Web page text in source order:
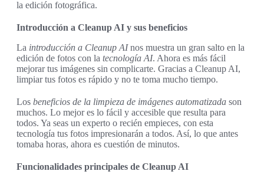
la edición fotográfica.
Introducción a Cleanup AI y sus beneficios
La introducción a Cleanup AInos muestra un gran salto en la
edición de fotos con la tecnología AI. Ahora es más fácil
mejorar tus imágenes sin complicarte. Gracias a Cleanup AI,
limpiar tus fotos es rápido y no te toma mucho tiempo.
Los beneficios de la limpieza de imágenes automatizada son
muchos. Lo mejor es lo fácil y accesible que resulta para
todos. Ya seas un experto o recién empieces, con esta
tecnología tus fotos impresionarán a todos. Así, lo que antes
tomaba horas, ahora es cuestión de minutos.
Funcionalidades principales de Cleanup AI